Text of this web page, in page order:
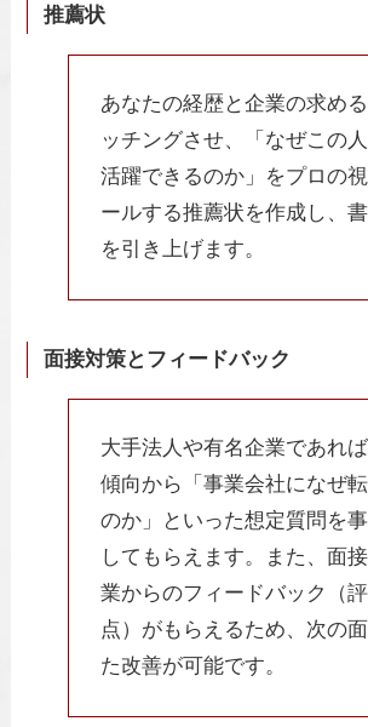
推薦状
あなたの経歴と企業の求め
ッチングさせ、「なぜこの
活躍できるのか」をプロの
ールする推薦状を作成し、
を引き上げます。
面接対策とフィードバック
大手法人や有名企業であれ
傾向から「事業会社になぜ
のか」といった想定質問を
してもらえます。また、面
業からのフィードバック（
点）がもらえるため、次の
た改善が可能です。